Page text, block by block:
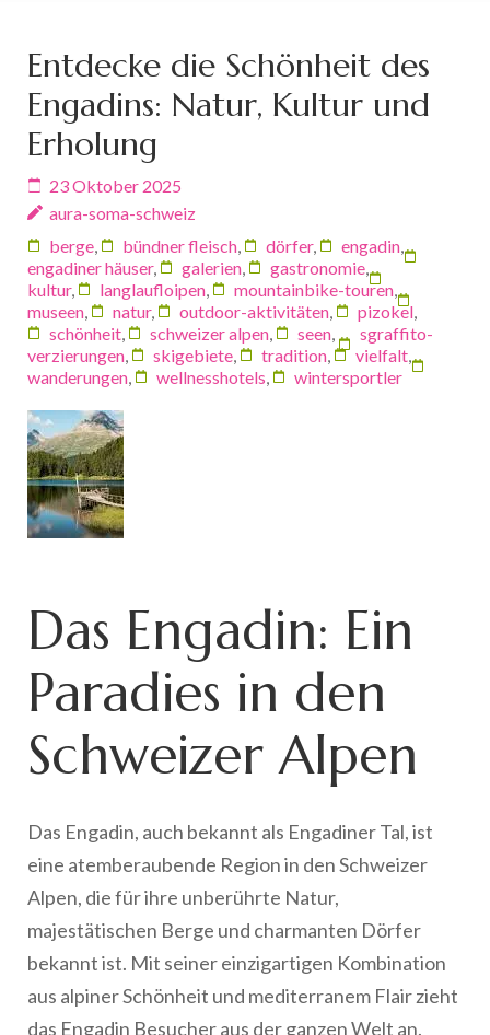
Entdecke die Schönheit des
Engadins: Natur, Kultur und
Erholung
23 Oktober 2025
aura-soma-schweiz
berge
bündner fleisch dörfer, engadin
engadiner häuser, galerien gastronomie
kultur, langlaufloipen mountainbike-touren
museen
natur, outdoor-aktivitäten pizokel
schönheit
schweizer alpen seen
sgraffito-
verzierungen
skigebiete tradition vielfalt
wanderungen
wellnesshotels wintersportler
Das Engadin: Ein
Paradies in den
Schweizer Alpen
Das Engadin, auch bekannt als Engadiner Tal, ist
eine atemberaubende Region in den Schweizer
Alpen, die für ihre unberührte Natur,
majestätischen Berge und charmanten Dörfer
bekannt ist. Mit seiner einzigartigen Kombination
aus alpiner Schönheit und mediterranem Flair zieht
das Engadin Besucher aus der ganzen Welt an.